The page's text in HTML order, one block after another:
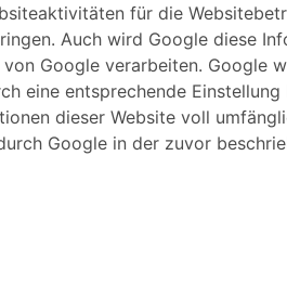
für die
Auch wird Google diese
Google verarbeiten. Google
eine entsprechende
dieser Website voll
Google in der zuvor